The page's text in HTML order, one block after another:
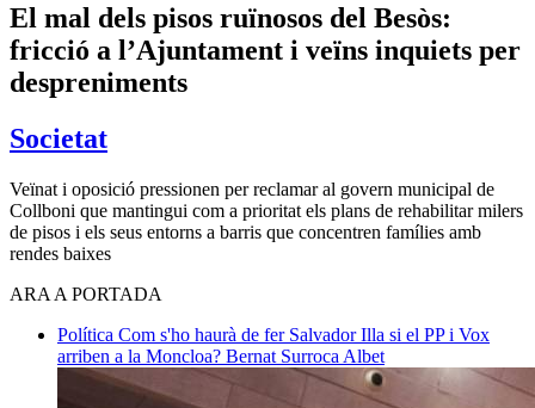
El mal dels pisos ruïnosos del Besòs:
fricció a l’Ajuntament i veïns inquiets per
despreniments
Societat
Veïnat i oposició pressionen per reclamar al govern municipal de
Collboni que mantingui com a prioritat els plans de rehabilitar milers
de pisos i els seus entorns a barris que concentren famílies amb
rendes baixes
ARA A PORTADA
Política Com s'ho haurà de fer Salvador Illa si el PP i Vox
arriben a la Moncloa? Bernat Surroca Albet